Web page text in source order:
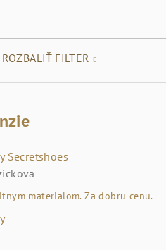
ROZBALIŤ FILTER
Secretshoes
je 5 z 5 hviezdičiek.
materialom. Za dobru cenu.
je 5 z 5 hviezdičiek.